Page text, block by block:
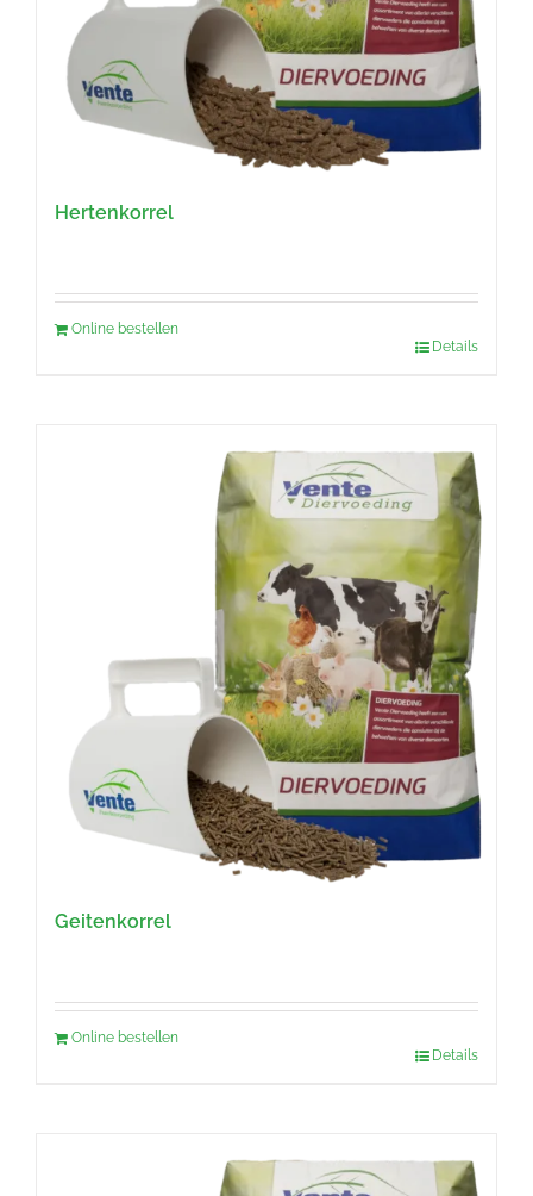
Hertenkorrel
Online bestellen
Details
Geitenkorrel
Online bestellen
Details